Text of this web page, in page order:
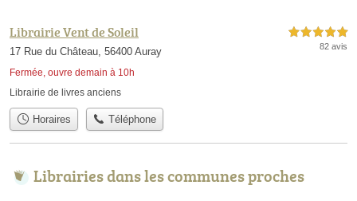
Librairie Vent de Soleil
17 Rue du Château, 56400 Auray
Fermée, ouvre demain à 10h
5,0 étoiles sur 5
82 avis
Librairie de livres anciens
Horaires Téléphone
Librairies dans les communes proches